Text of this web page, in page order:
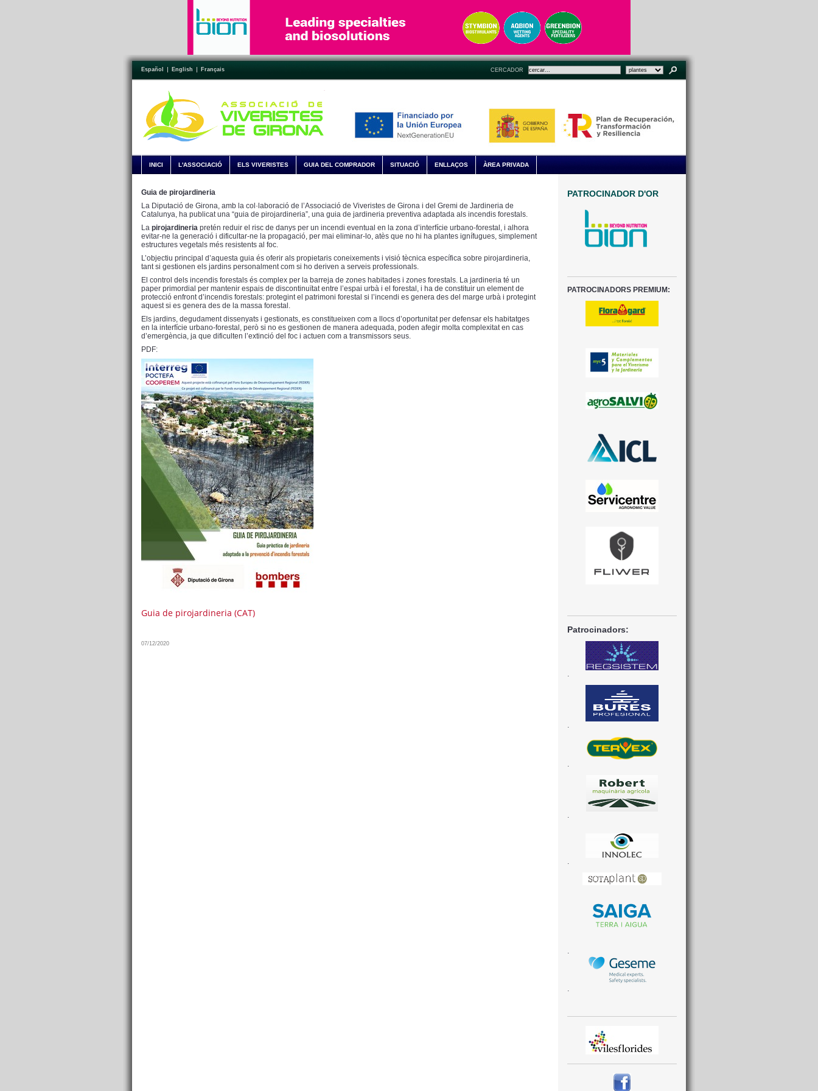
Español English Français CERCADOR
INICI L'ASSOCIACIÓ ELS VIVERISTES GUIA DEL COMPRADOR SITUACIÓ ENLLAÇOS ÀREA PRIVADA
Guia de pirojardineria
La Diputació de Girona, amb la col·laboració de l’Associació de Viveristes de Girona i del Gremi de Jardineria de
Catalunya, ha publicat una “guia de pirojardineria”, una guia de jardineria preventiva adaptada als incendis forestals.
La pirojardineria pretén reduir el risc de danys per un incendi eventual en la zona d’interfície urbano-forestal, i alhora
evitar-ne la generació i dificultar-ne la propagació, per mai eliminar-lo, atès que no hi ha plantes ignífugues, simplement
estructures vegetals més resistents al foc.
L’objectiu principal d’aquesta guia és oferir als propietaris coneixements i visió tècnica específica sobre pirojardineria,
tant si gestionen els jardins personalment com si ho deriven a serveis professionals.
El control dels incendis forestals és complex per la barreja de zones habitades i zones forestals. La jardineria té un
paper primordial per mantenir espais de discontinuïtat entre l’espai urbà i el forestal, i ha de constituir un element de
protecció enfront d’incendis forestals: protegint el patrimoni forestal si l’incendi es genera des del marge urbà i protegint
aquest si es genera des de la massa forestal.
Els jardins, degudament dissenyats i gestionats, es constitueixen com a llocs d’oportunitat per defensar els habitatges
en la interfície urbano-forestal, però si no es gestionen de manera adequada, poden afegir molta complexitat en cas
d’emergència, ja que dificulten l’extinció del foc i actuen com a transmissors seus.
PDF:
Guia de pirojardineria (CAT)
07/12/2020
PATROCINADOR D'OR
PATROCINADORS PREMIUM:
Patrocinadors:
.
.
.
.
.
.
.